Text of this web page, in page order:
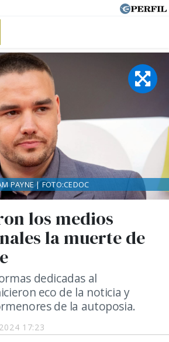
17:23
los medios
la muerte de
dedicadas al
eco de la noticia y
de la autoposia.
PAYNE | FOTO:CEDOC